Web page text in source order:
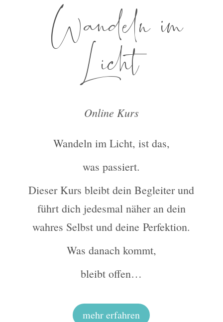
Wandeln im
Licht
Online Kurs
Wandeln im Licht, ist das,
was passiert.
Dieser Kurs bleibt dein Begleiter und
führt dich jedesmal näher an dein
wahres Selbst und deinePerfektion.
Was danach kommt,
bleibt offen…
mehr erfahren